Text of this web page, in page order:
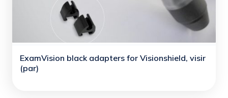
ExamVision black adapters for Visionshield, visir
(par)